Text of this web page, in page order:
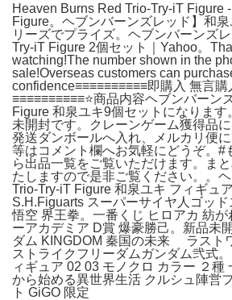
Heaven Burns Red Trio-Try-iT Figure
Figure。ヘブンバーンズレッド】和
リーズでプライズ。ヘブンバーンズ
Try-iT Figure 2個セット｜Yahoo。
watching!The number shown in the
sale!Overseas customers can
confidence≡≡≡≡≡≡≡≡≡≡即購入 無言購
≡≡≡≡≡≡≡≡≡≡⭐商品内容ヘブンバーン
Figure 和泉ユキ9個セットになります
未開封です。クレーンゲーム獲得品に
発送ダンボールへ入れ、メルカリ便
等はコメント欄へお気軽にどうぞ。#
ら出品一覧をご覧いただけます。ま
たしますので是非ご覧ください。。
Trio-Try-iT Figure 和泉ユキ フィギュ
S.H.Figuarts スーパーサイヤ人ゴッ
悟空 界王拳。一番くじ ヒロアカ 紡が
ーアカデミア D賞 爆豪勝己。新品未
ダム KINGDOM 秦国の未来 ラスト
ストライクフリーダムガンダム弐式
ィギュア 02 03 モノクロ カラー ２種
から始める異世界生活 クルシュ陣営
ト GiGO 限定